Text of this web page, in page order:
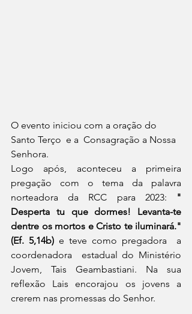
O evento iniciou com a oração do
Santo Terço  e a  Consagração a Nossa
Senhora.
Logo após, aconteceu a primeira
pregação com o tema da palavra
norteadora da RCC para 2023:
"
Desperta tu que dormes! Levanta-te
dentre os mortos e Cristo te iluminará."
(Ef. 5,14b) e teve como pregadora  a
coordenadora  estadual do Ministério
Jovem, Tais Geambastiani. Na sua
reflexão Lais encorajou os jovens a
crerem nas promessas do Senhor.